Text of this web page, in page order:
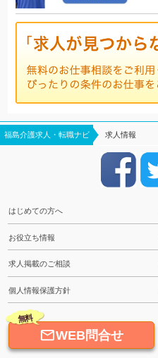
福島介護求人・転職ナビ 求人情報
はじめての方へ
お役立ち情報
求人掲載のご相談
個人情報保護方針
無料
WEB問合せ